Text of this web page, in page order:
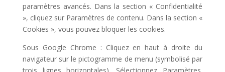
paramètres avancés. Dans la section « Confidentialité
», cliquez sur Paramètres de contenu. Dans la section «
Cookies », vous pouvez bloquer les cookies.
Sous Google Chrome : Cliquez en haut à droite du
navigateur sur le pictogramme de menu (symbolisé par